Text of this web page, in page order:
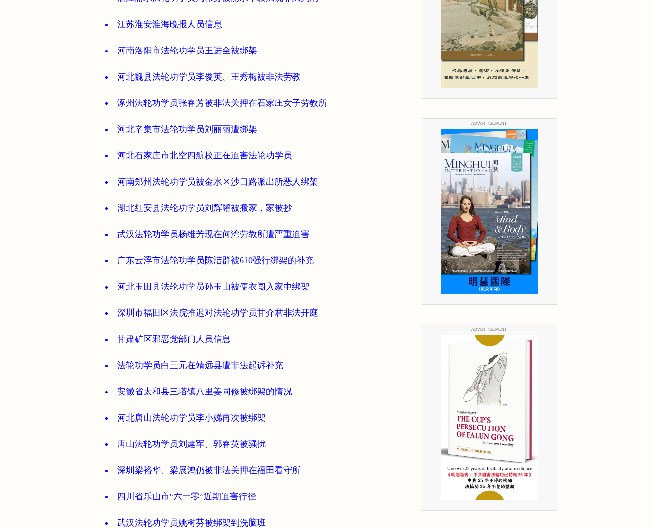
江苏淮安淮海晚报人员信息
河南洛阳市法轮功学员王进全被绑架
河北魏县法轮功学员李俊英、王秀梅被非法劳教
涿州法轮功学员张春芳被非法关押在石家庄女子劳教所
河北辛集市法轮功学员刘丽丽遭绑架
河北石家庄市北空四航校正在迫害法轮功学员
河南郑州法轮功学员被金水区沙口路派出所恶人绑架
湖北红安县法轮功学员刘辉耀被搬家，家被抄
武汉法轮功学员杨维芳现在何湾劳教所遭严重迫害
广东云浮市法轮功学员陈洁群被610强行绑架的补充
河北玉田县法轮功学员孙玉山被便衣闯入家中绑架
深圳市福田区法院推迟对法轮功学员甘介君非法开庭
甘肃矿区邪恶党部门人员信息
法轮功学员白三元在靖远县遭非法起诉补充
安徽省太和县三塔镇八里姜同修被绑架的情况
河北唐山法轮功学员李小娣再次被绑架
唐山法轮功学员刘建军、郭春英被骚扰
深圳梁裕华、梁展鸿仍被非法关押在福田看守所
四川省乐山市“六一零”近期迫害行径
武汉法轮功学员姚树芬被绑架到洗脑班
ADVERTISEMENT
ADVERTISEMENT